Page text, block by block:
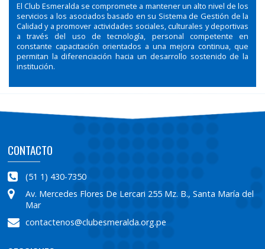
El Club Esmeralda se compromete a mantener un alto nivel de los
servicios a los asociados basado en su Sistema de Gestión de la
Calidad y a promover actividades sociales, culturales y deportivas
a través del uso de tecnología, personal competente en
constante capacitación orientados a una mejora continua, que
permitan la diferenciación hacia un desarrollo sostenido de la
institución.
CONTACTO
(51 1) 430-7350
Av. Mercedes Flores De Lercari 255 Mz. B., Santa María del
Mar
contactenos@clubesmeralda.org.pe